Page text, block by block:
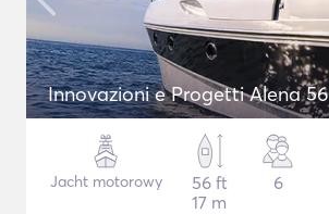
Innovazioni e Progetti Alena 56
Jacht motorowy
56 ft
17 m
6